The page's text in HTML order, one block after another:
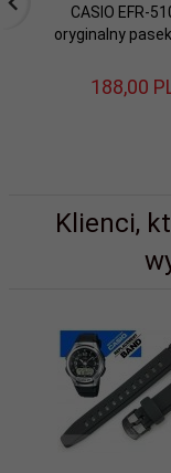
CASIO EFR-
oryginalny
188,00
Klienci,